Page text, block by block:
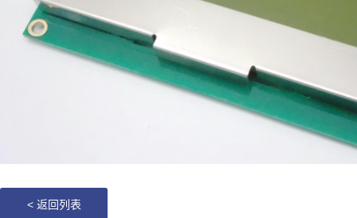
< 返回列表